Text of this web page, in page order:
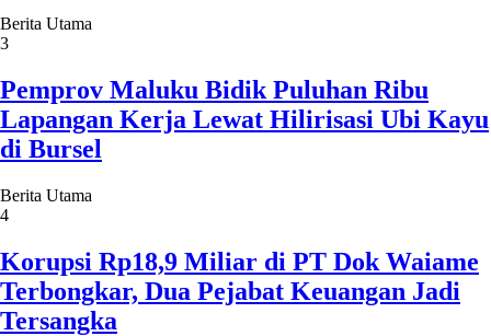
Berita Utama
3
Pemprov Maluku Bidik Puluhan Ribu
Lapangan Kerja Lewat Hilirisasi Ubi Kayu
di Bursel
Berita Utama
4
Korupsi Rp18,9 Miliar di PT Dok Waiame
Terbongkar, Dua Pejabat Keuangan Jadi
Tersangka